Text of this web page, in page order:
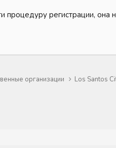
регистрации, она
организации Los Santos